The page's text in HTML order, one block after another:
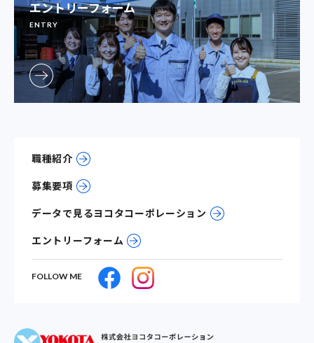
エントリーフォーム
ENTRY
職種紹介
募集要項
データで見るヨコタコーポレーション
エントリーフォーム
FOLLOW ME